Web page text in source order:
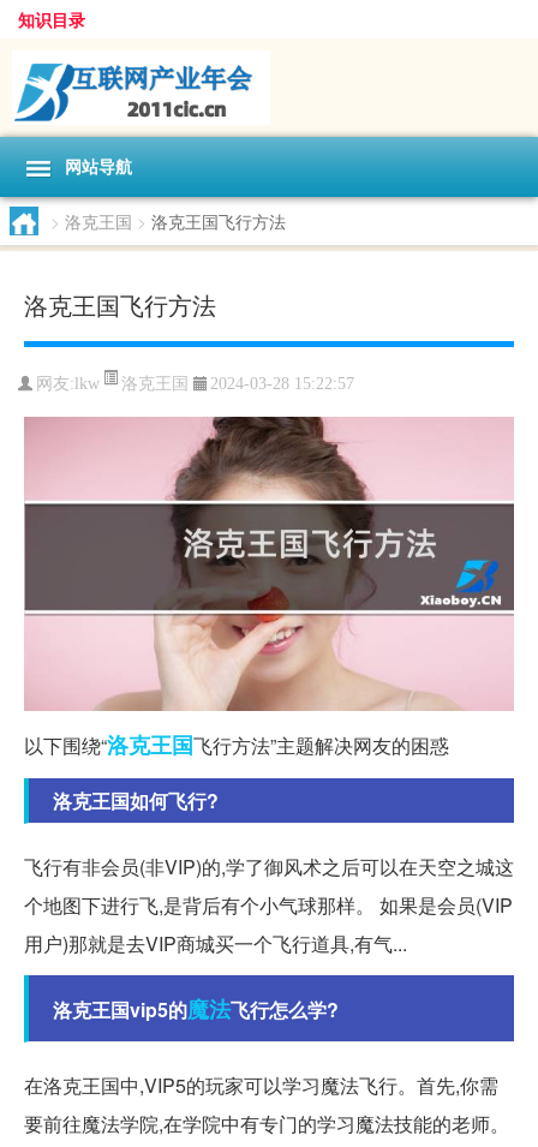
知识目录
网站导航
> 洛克王国 > 洛克王国飞行方法
洛克王国飞行方法
网友: lkw 洛克王国 2024-03-28 15:22:57
以下围绕“洛克王国飞行方法”主题解决网友的困惑
洛克王国如何飞行?
飞行有非会员(非VIP)的,学了御风术之后可以在天空之城这
个地图下进行飞,是背后有个小气球那样。 如果是会员(VIP
用户)那就是去VIP商城买一个飞行道具,有气...
洛克王国vip5的魔法飞行怎么学?
在洛克王国中,VIP5的玩家可以学习魔法飞行。首先,你需
要前往魔法学院,在学院中有专门的学习魔法技能的老师。